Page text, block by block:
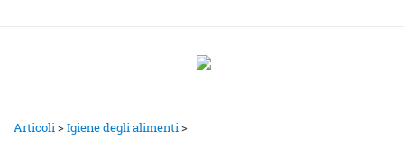
Articoli>Igiene degli alimenti>